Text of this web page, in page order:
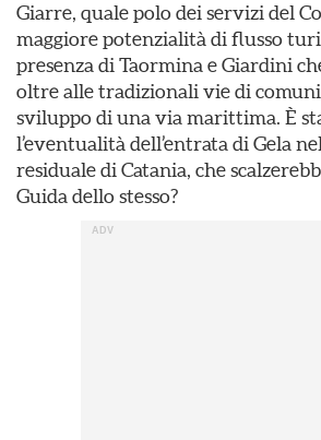
Giarre, quale polo dei servizi del
maggiore potenzialità di flusso
presenza di Taormina e Giardini
oltre alle tradizionali vie di
sviluppo di una via marittima. È
l’eventualità dell’entrata di Gela
residuale di Catania, che
Guida dello stesso?